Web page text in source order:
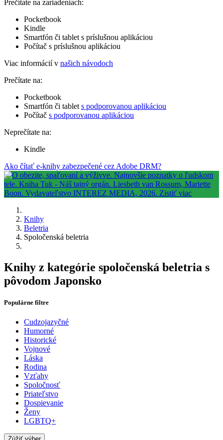
Prečítate na zariadeniach:
Pocketbook
Kindle
Smartfón či tablet s príslušnou aplikáciou
Počítač s príslušnou aplikáciou
Viac informácií v našich návodoch
Prečítate na:
Pocketbook
Smartfón či tablet s podporovanou aplikáciou
Počítač s podporovanou aplikáciou
Neprečítate na:
Kindle
Ako čítať e-knihy zabezpečené cez Adobe DRM?
Knihy
Beletria
Spoločenská beletria
Knihy z kategórie spoločenská beletria s
pôvodom Japonsko
Populárne filtre
Cudzojazyčné
Humorné
Historické
Vojnové
Láska
Rodina
Vzťahy
Spoločnosť
Priateľstvo
Dospievanie
Ženy
LGBTQ+